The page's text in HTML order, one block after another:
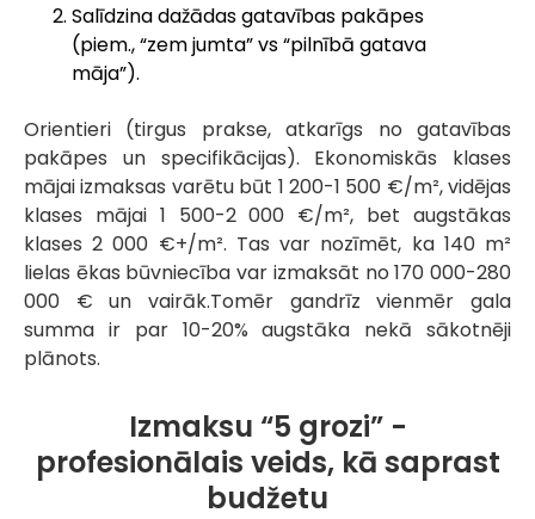
Salīdzina dažādas gatavības pakāpes
(piem., “zem jumta” vs “pilnībā gatava
māja”).
Orientieri (tirgus prakse, atkarīgs no gatavības
pakāpes un specifikācijas). Ekonomiskās klases
mājai izmaksas varētu būt 1 200-1 500 €/m², vidējas
klases mājai 1 500-2 000 €/m², bet augstākas
klases 2 000 €+/m². Tas var nozīmēt, ka 140 m²
lielas ēkas būvniecība var izmaksāt no 170 000-280
000 € un vairāk.Tomēr gandrīz vienmēr gala
summa ir par 10-20% augstāka nekā sākotnēji
plānots.
Izmaksu “5 grozi” -
profesionālais veids, kā saprast
budžetu